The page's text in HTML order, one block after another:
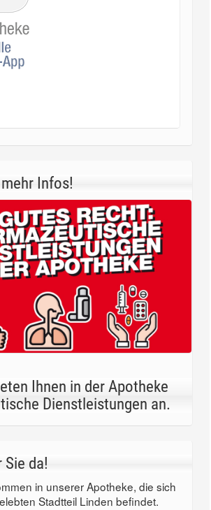
Infos!
Ihnen in der Apotheke
Dienstleistungen an.
Sie da!
in unserer Apotheke, die sich
Stadtteil Linden befindet.